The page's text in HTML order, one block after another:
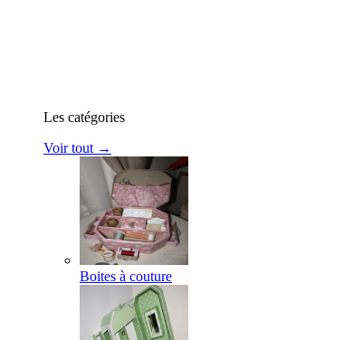
Les catégories
Voir tout →
Boites à couture